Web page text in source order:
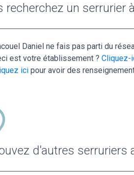
recherchez un serrurier
Daniel ne fais pas parti du
est votre établissement ? Cliquez-
ici pour avoir des
d'autres serruriers